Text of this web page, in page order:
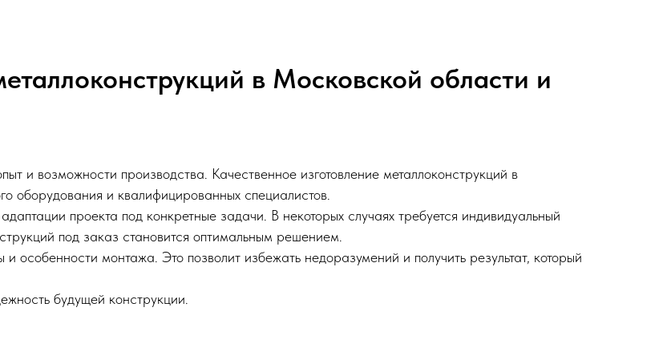
в Московской области и
и возможности производства. Качественное изготовление металлоконструкций в
оборудования и квалифицированных специалистов.
проекта под конкретные задачи. В некоторых случаях требуется индивидуальный
под заказ становится оптимальным решением.
особенности монтажа. Это позволит избежать недоразумений и получить результат, который
будущей конструкции.